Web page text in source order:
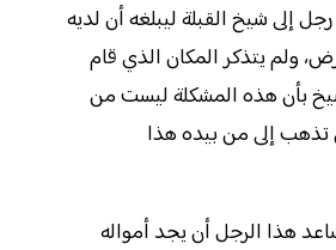
إلى شيخ القبلة ليبلغه أن لديه
ولم يتذكر المكان الذي قام
بأن هذه المشكلة ليست من
إلى من بيده هذا
هذا الرجل أن يجد أمواله